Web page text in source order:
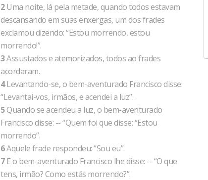
2Uma noite, lá pela metade, quando todos estavam
descansando em suas enxergas, um dos frades
exclamou dizendo: “Estou morrendo, estou
morrendo!”.
3Assustados e atemorizados, todos ao frades
acordaram.
4Levantando-se, o bem-aventurado Francisco disse:
“Levantai-vos, irmãos, e acendei a luz”.
5Quando se acendeu a luz, o bem-aventurado
Francisco disse: -- “Quem foi que disse: “Estou
morrendo”.
6Aquele frade respondeu: “Sou eu”.
7E o bem-aventurado Francisco lhe disse: -- “O que
tens, irmão? Como estás morrendo?”.